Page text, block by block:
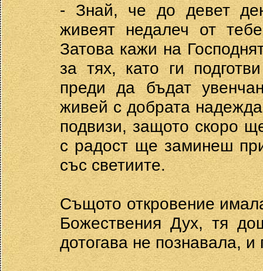
- Знай, че до девет
живеят недалеч от
Затова кажи на
за тях, като ги
преди да бъдат
живей с добрата
подвизи, защото скоро
с радост ще заминеш
със светиите.
Същото откровение
Божествения Дух, тя
дотогава не познавала, и